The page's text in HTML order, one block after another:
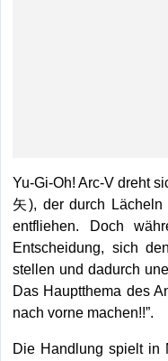
Yu-Gi-Oh! Arc-V dreht
矢), der durch Lächeln
entfliehen. Doch
Entscheidung, sich
stellen und dadurch
Das Hauptthema des
nach vorne machen!!”.
Die Handlung spielt in